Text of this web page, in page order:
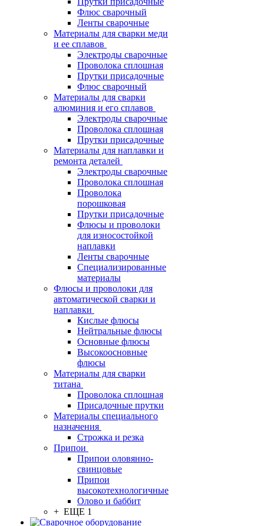
Флюс сварочный
Ленты сварочные
Материалы для сварки меди
и ее сплавов
Электроды сварочные
Проволока сплошная
Прутки присадочные
Флюс сварочный
Материалы для сварки
алюминия и его сплавов
Электроды сварочные
Проволока сплошная
Прутки присадочные
Материалы для наплавки и
ремонта деталей
Электроды сварочные
Проволока сплошная
Проволока
порошковая
Прутки присадочные
Флюсы и проволоки
для износостойкой
наплавки
Ленты сварочные
Специализированные
материалы
Флюсы и проволоки для
автоматической сварки и
наплавки
Кислые флюсы
Нейтральные флюсы
Основные флюсы
Высокоосновные
флюсы
Материалы для сварки
титана
Проволока сплошная
Присадочные прутки
Материалы специального
назначения
Строжка и резка
Припои
Припои оловянно-
свинцовые
Припои
высокотехнологичные
Олово и баббит
+ ЕЩЕ 1